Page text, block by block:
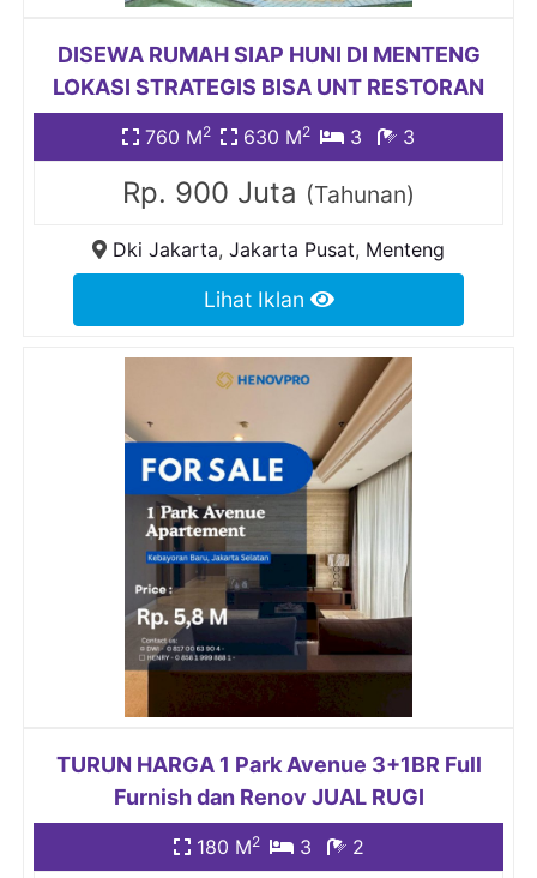
DISEWA RUMAH SIAP HUNI DI MENTENG
LOKASI STRATEGIS BISA UNT RESTORAN
760 M2 630 M2 3 3
Rp. 900 Juta (Tahunan)
Dki Jakarta, Jakarta Pusat, Menteng
Lihat Iklan
TURUN HARGA 1 Park Avenue 3+1BR Full
Furnish dan Renov JUAL RUGI
180 M2 3 2